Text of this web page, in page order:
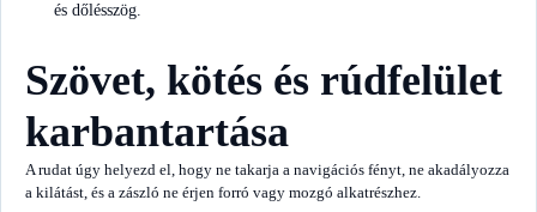
és dőlésszög.
Szövet, kötés és rúdfelület
karbantartása
A rudat úgy helyezd el, hogy ne takarja a navigációs fényt, ne akadályozza
a kilátást, és a zászló ne érjen forró vagy mozgó alkatrészhez.